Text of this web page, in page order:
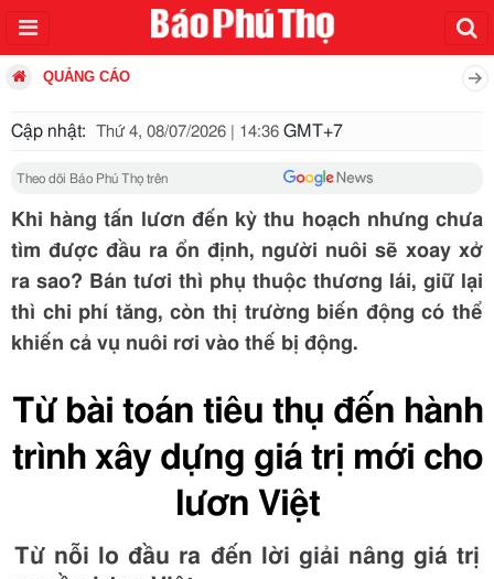
QUẢNG CÁO
Cập nhật: Thứ 4, 08/07/2026 | 14:36 GMT+7
Theo dõi Báo Phú Thọ trên
Khi hàng tấn lươn đến kỳ thu hoạch nhưng chưa
tìm được đầu ra ổn định, người nuôi sẽ xoay xở
ra sao? Bán tươi thì phụ thuộc thương lái, giữ lại
thì chi phí tăng, còn thị trường biến động có thể
khiến cả vụ nuôi rơi vào thế bị động.
Từ bài toán tiêu thụ đến hành
trình xây dựng giá trị mới cho
lươn Việt
Từ nỗi lo đầu ra đến lời giải nâng giá trị